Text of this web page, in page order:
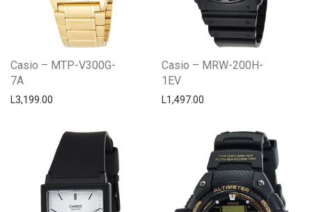
Casio – MTP-V300G-
7A
L3,199.00
Casio – MRW-200H-
1EV
L1,497.00